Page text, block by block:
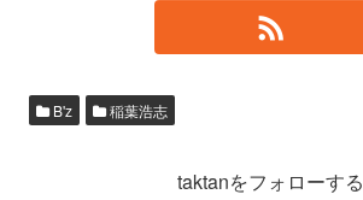
B'z 稲葉浩志
taktanをフォローする